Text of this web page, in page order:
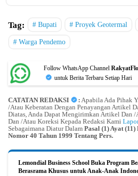
Tag: Bupati Proyek Geotermal
Warga Pendemo
Follow WhatsApp Channel
untuk Berita Terbaru Setiap Hari
CATATAN REDAKSI : Apabila Ada Pihak
/Atau Keberatan Dengan Penayangan Artikel
Diatas, Anda Dapat Mengirimkan Artikel Dan
Dan /Atau Koreksi Kepada Redaksi Kami
Sebagaimana Diatur Dalam Pasal (1) Ayat
Nomor 40 Tahun 1999 Tentang Pers.
Lemondial Business School Buka Program
Berasrama Khusus untuk Anak-Anak